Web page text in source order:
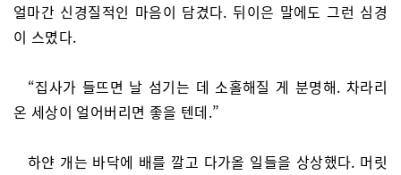
얼마간 신경질적인 마음이 담겼다. 뒤이은 말에도 그런 심경
이 스몄다.
“집사가 들뜨면 날 섬기는 데 소홀해질 게 분명해. 차라리
온 세상이 얼어버리면 좋을 텐데.”
하얀 개는 바닥에 배를 깔고 다가올 일들을 상상했다. 머릿